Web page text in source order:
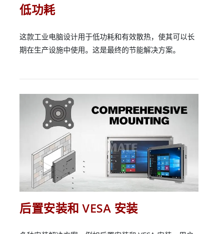
低功耗
这款工业电脑设计用于低功耗和有效散热，使其可以长
期在生产设施中使用。这是最终的节能解决方案。
后置安装和 VESA 安装